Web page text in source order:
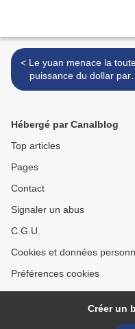
< Le yuan menace la toute-
puissance du dollar par
Caroline Galactéros
Hébergé par Canalblog
Top articles
Pages
Contact
Signaler un abus
C.G.U.
Cookies et données
Préférences cookies
Créer un